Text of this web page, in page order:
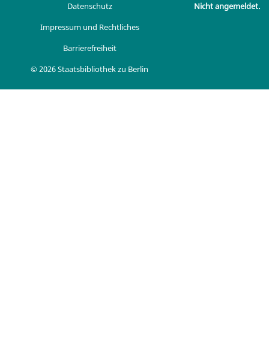
Datenschutz
Impressum und Rechtliches
Barrierefreiheit
© 2026 Staatsbibliothek zu Berlin
Nicht angemeldet.